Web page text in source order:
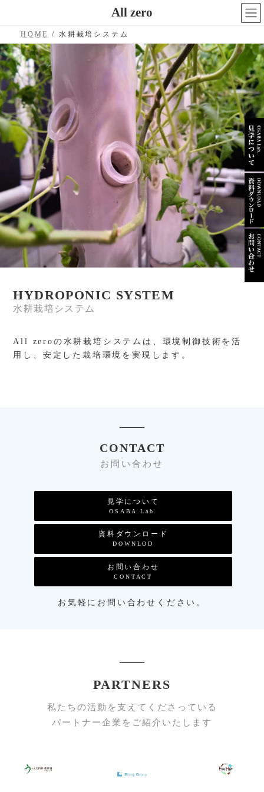
ツ
へ
ス
キ
ッ
プ
シ
ョ
ン
に
移
動
All zero
HOME 水耕栽培システム
HYDROPONIC SYSTEM
水耕栽培システム
All zeroの水耕栽培システムは、環境制御技術を活
用し、安定した栽培環境を実現します。
CONTACT
お問い合わせ
見学について
OSABA Lab.
資料ダウンロード
DOWNLOD
お問い合わせ
CONTACT
お気軽にお問い合わせください。
PARTNERS
私たちの活動を支えてくださっている
パートナー企業をご紹介いたします